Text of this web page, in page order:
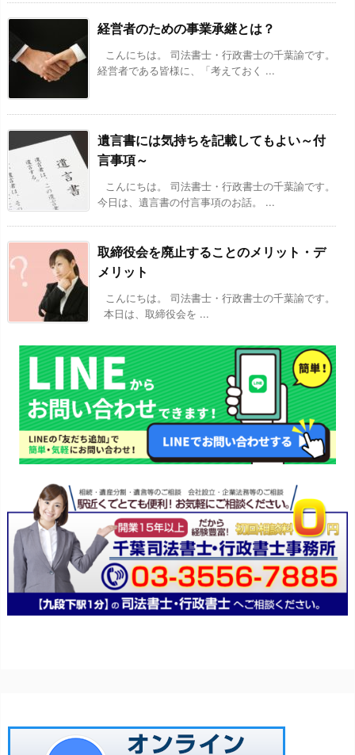
経営者のための事業承継とは？
こんにちは。 司法書士・行政書士の千葉諭です。
経営者である皆様に、「考えておく ...
遺言書には気持ちを記載してもよい～付
言事項～
こんにちは。 司法書士・行政書士の千葉諭です。
今日は、遺言書の付言事項のお話。 ...
取締役会を廃止することのメリット・デ
メリット
こんにちは。 司法書士・行政書士の千葉諭です。
本日は、取締役会を ...